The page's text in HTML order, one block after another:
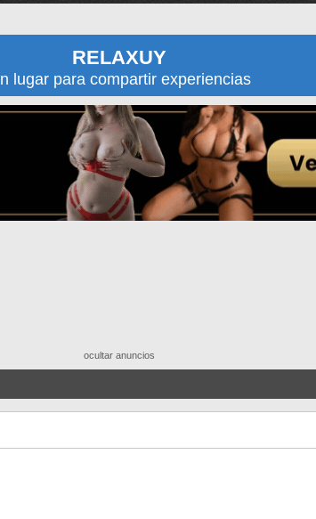
RELAXUY
lugar para compartir experiencias
ocultar anuncios